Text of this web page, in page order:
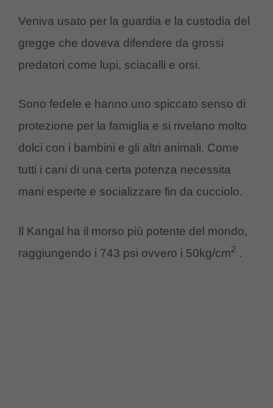
Veniva usato per la guardia e la custodia del
gregge che doveva difendere da grossi
predatori come lupi, sciacalli e orsi.
Sono fedele e hanno uno spiccato senso di
protezione per la famiglia e si rivelano molto
dolci con i bambini e gli altri animali. Come
tutti i cani di una certa potenza necessita
mani esperte e socializzare fin da cucciolo.
Il Kangal ha il morso più potente del mondo,
raggiungendo i 743 psi ovvero i 50kg/cm2 .